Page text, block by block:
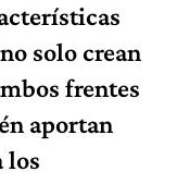
solo crean
frentes
aportan
los